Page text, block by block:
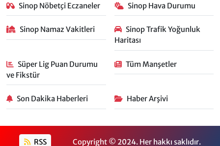
Sinop Nöbetçi Eczaneler Sinop Hava Durumu
Sinop Namaz Vakitleri
Sinop Trafik Yoğunluk
Haritası
Süper Lig Puan Durumu
ve Fikstür
Tüm Manşetler
Son Dakika Haberleri Haber Arşivi
RSS Copyright © 2024. Her hakkı saklıdır.